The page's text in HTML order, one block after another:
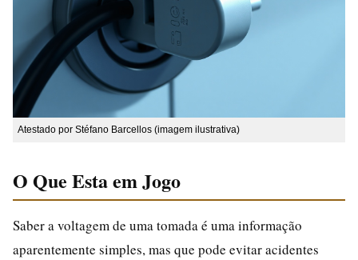
Atestado por Stéfano Barcellos (imagem ilustrativa)
O Que Esta em Jogo
Saber a voltagem de uma tomada é uma informação
aparentemente simples, mas que pode evitar acidentes